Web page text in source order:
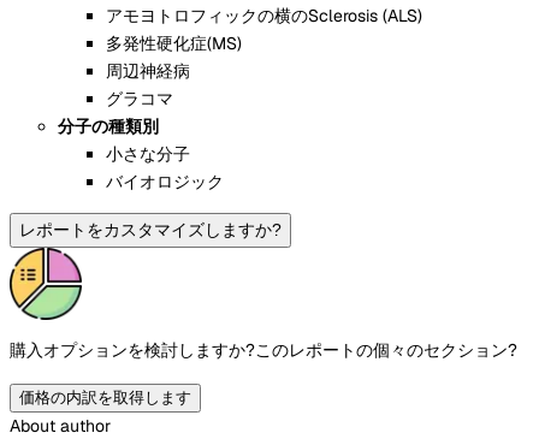
アモヨトロフィックの横のSclerosis (ALS)
多発性硬化症(MS)
周辺神経病
グラコマ
分子の種類別
小さな分子
バイオロジック
レポートをカスタマイズしますか?
購入オプションを検討しますか?このレポートの個々のセクション?
価格の内訳を取得します
About author